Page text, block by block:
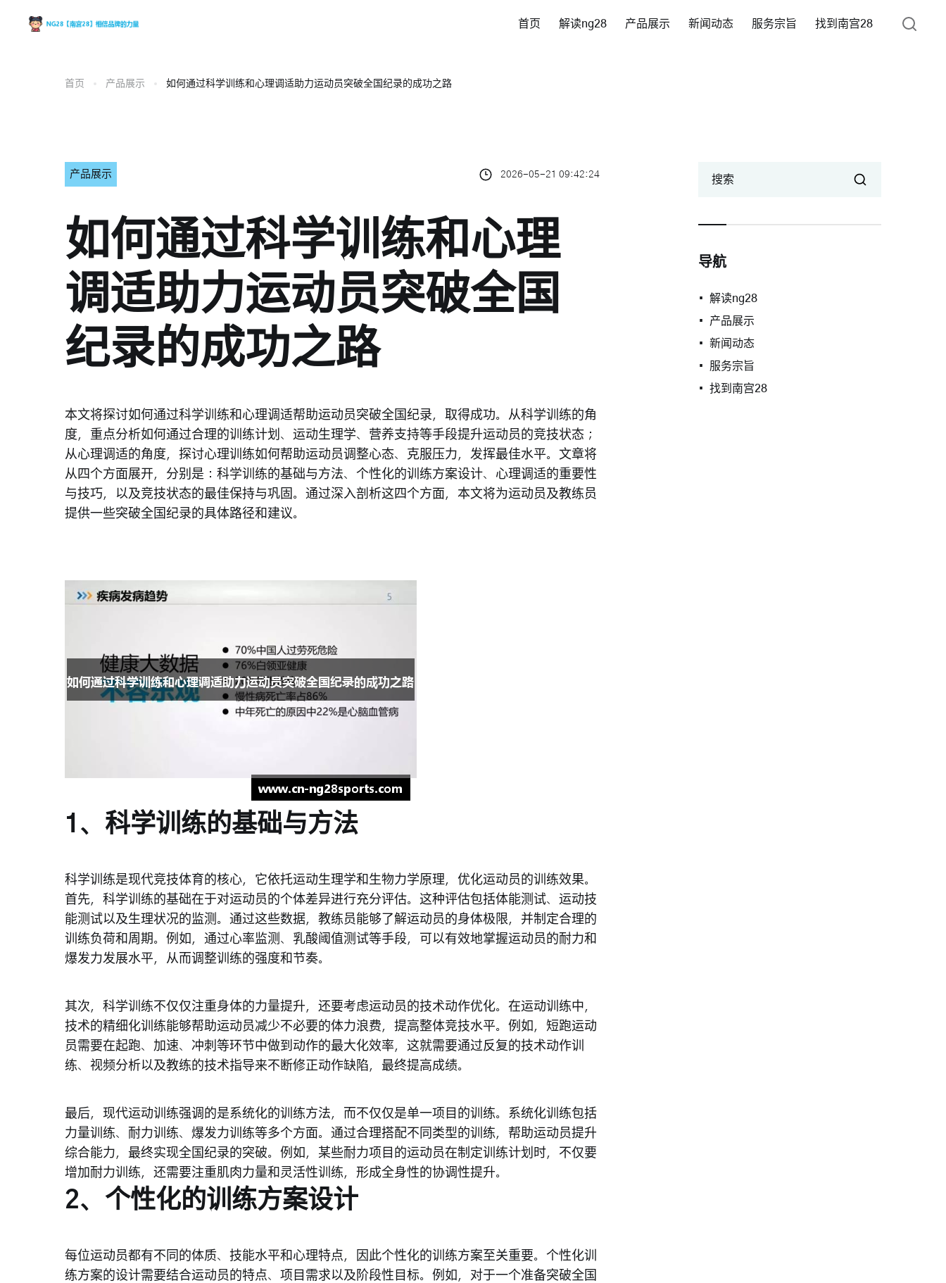
首页 解读ng28 产品展示 新闻动态 服务宗旨 找到南宫28
首页 产品展示 如何通过科学训练和心理调适助力运动员突破全国纪录的成功之路
产品展示 2026-05-21 09:42:24
如何通过科学训练和心理
调适助力运动员突破全国
纪录的成功之路
本文将探讨如何通过科学训练和心理调适帮助运动员突破全国纪录，取得成功。从科学训练的角
度，重点分析如何通过合理的训练计划、运动生理学、营养支持等手段提升运动员的竞技状态；
从心理调适的角度，探讨心理训练如何帮助运动员调整心态、克服压力，发挥最佳水平。文章将
从四个方面展开，分别是：科学训练的基础与方法、个性化的训练方案设计、心理调适的重要性
与技巧，以及竞技状态的最佳保持与巩固。通过深入剖析这四个方面，本文将为运动员及教练员
提供一些突破全国纪录的具体路径和建议。
1、科学训练的基础与方法
科学训练是现代竞技体育的核心，它依托运动生理学和生物力学原理，优化运动员的训练效果。
首先，科学训练的基础在于对运动员的个体差异进行充分评估。这种评估包括体能测试、运动技
能测试以及生理状况的监测。通过这些数据，教练员能够了解运动员的身体极限，并制定合理的
训练负荷和周期。例如，通过心率监测、乳酸阈值测试等手段，可以有效地掌握运动员的耐力和
爆发力发展水平，从而调整训练的强度和节奏。
其次，科学训练不仅仅注重身体的力量提升，还要考虑运动员的技术动作优化。在运动训练中，
技术的精细化训练能够帮助运动员减少不必要的体力浪费，提高整体竞技水平。例如，短跑运动
员需要在起跑、加速、冲刺等环节中做到动作的最大化效率，这就需要通过反复的技术动作训
练、视频分析以及教练的技术指导来不断修正动作缺陷，最终提高成绩。
最后，现代运动训练强调的是系统化的训练方法，而不仅仅是单一项目的训练。系统化训练包括
力量训练、耐力训练、爆发力训练等多个方面。通过合理搭配不同类型的训练，帮助运动员提升
综合能力，最终实现全国纪录的突破。例如，某些耐力项目的运动员在制定训练计划时，不仅要
增加耐力训练，还需要注重肌肉力量和灵活性训练，形成全身性的协调性提升。
2、个性化的训练方案设计
每位运动员都有不同的体质、技能水平和心理特点，因此个性化的训练方案至关重要。个性化训
练方案的设计需要结合运动员的特点、项目需求以及阶段性目标。例如，对于一个准备突破全国
搜索
导航
解读ng28
产品展示
新闻动态
服务宗旨
找到南宫28